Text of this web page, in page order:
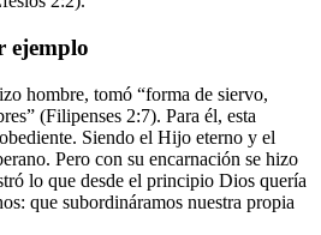
ejemplo
hombre, tomó “forma de siervo,
(Filipenses 2:7). Para él, esta
Siendo el Hijo eterno y el
Pero con su encarnación se hizo
lo que desde el principio Dios quería
que subordináramos nuestra propia